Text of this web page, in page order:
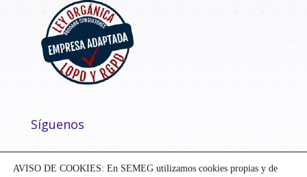
Síguenos
AVISO DE COOKIES: En SEMEG utilizamos cookies propias y de